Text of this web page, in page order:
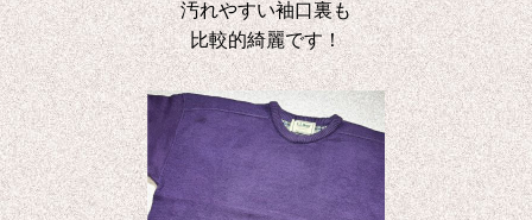
汚れやすい袖口裏も
比較的綺麗です！